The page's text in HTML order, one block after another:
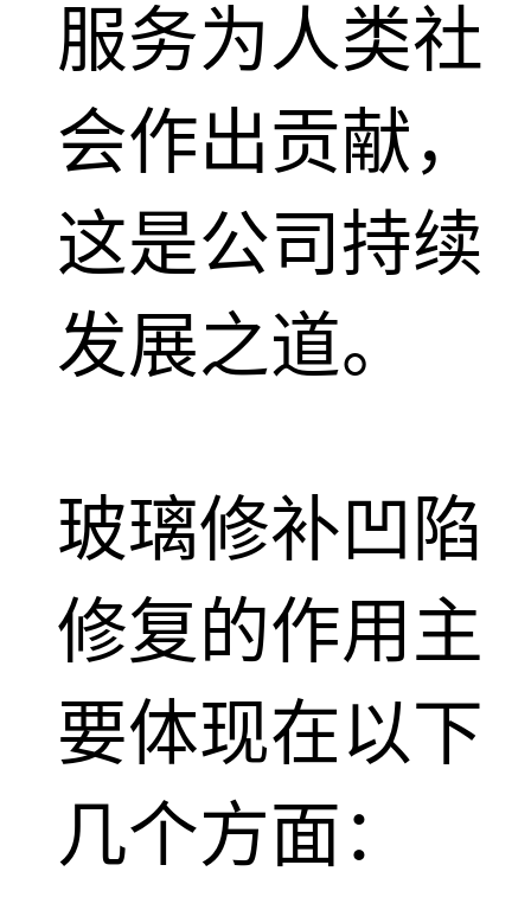
服务为人类社
会作出贡献，
这是公司持续
发展之道。
玻璃修补凹陷
修复的作用主
要体现在以下
几个方面：